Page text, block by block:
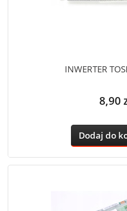
INWERTER
Cena
8,90
Dodaj do